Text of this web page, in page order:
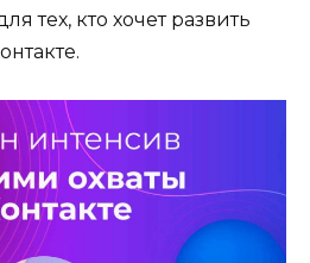
тех, кто хочет развить